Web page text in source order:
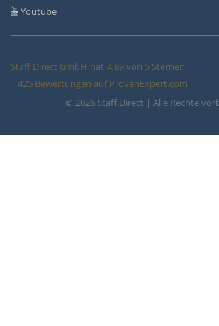
Youtube
Staff Direct GmbH hat 4,89von 5 Sternen
| 425 Bewertungen auf ProvenExpert.com
© 2026 Staff.Direct | Alle Rechte